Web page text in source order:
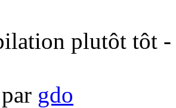
plutôt tôt
gdo